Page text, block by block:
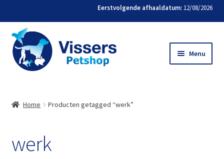
Eerstvolgende afhaaldatum: 12/08/2026
Menu
Bestellen
Favorieten
Home Producten getagged “werk”
werk